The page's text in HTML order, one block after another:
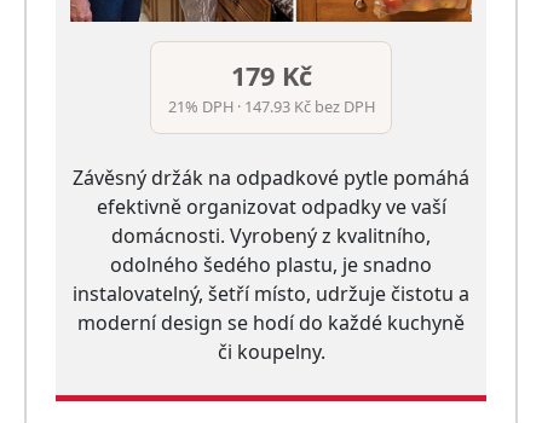
179 Kč
21% DPH · 147.93 Kč bez DPH
Závěsný držák na odpadkové pytle pomáhá
efektivně organizovat odpadky ve vaší
domácnosti. Vyrobený z kvalitního,
odolného šedého plastu, je snadno
instalovatelný, šetří místo, udržuje čistotu a
moderní design se hodí do každé kuchyně
či koupelny.